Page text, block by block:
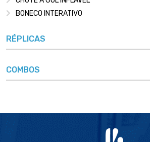
BONECO INTERATIVO
RÉPLICAS
COMBOS